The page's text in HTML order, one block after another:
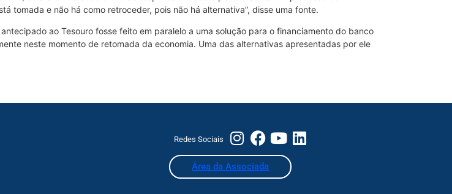
tomada e não há como retroceder, pois não há alternativa”, disse uma fonte.
ao Tesouro fosse feito em paralelo a uma solução para o financiamento do banco
neste momento de retomada da economia. Uma das alternativas apresentadas por ele
Redes Sociais
Área da Associada